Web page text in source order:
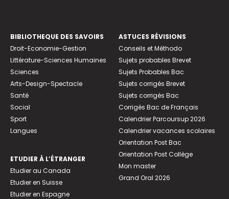
BIBLIOTHEQUE DES SAVOIRS
Droit-Economie-Gestion
Littérature-Sciences Humaines
Sciences
Arts-Design-Spectacle
Santé
Social
Sport
Langues
ETUDIER À L’ÉTRANGER
Etudier au Canada
Etudier en Suisse
Etudier en Espagne
ASTUCES RÉVISIONS
Conseils et Méthodo
Sujets probables Brevet
Sujets Probables Bac
Sujets corrigés Brevet
Sujets corrigés Bac
Corrigés Bac de Français
Calendrier Parcoursup 2026
Calendrier vacances scolaires
Orientation Post Bac
Orientation Post Collège
Mon master
Grand Oral 2026